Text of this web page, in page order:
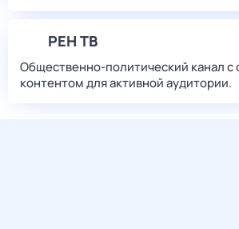
РЕН ТВ
Общественно-политический канал
контентом для активной аудитории.